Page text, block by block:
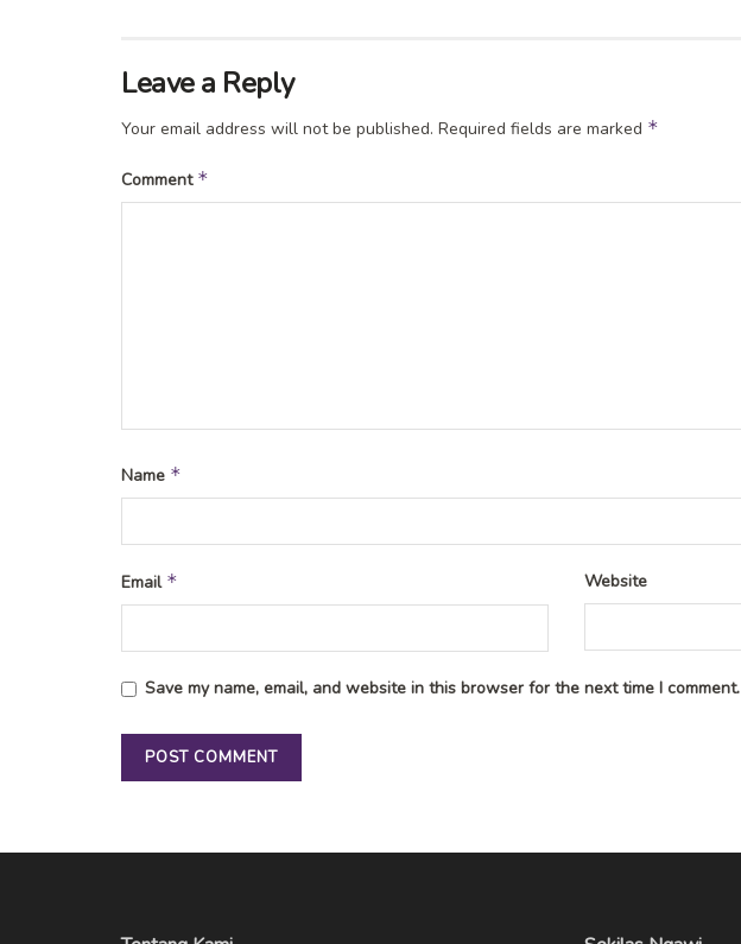
Leave a Reply
Your email address will not be published. Required fields are marked *
Comment *
Name *
Email * Website
Save my name, email, and website in this browser for the next time I comment.